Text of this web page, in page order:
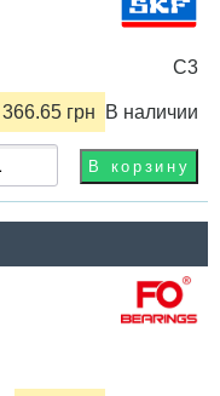
C3
366.65 грн В наличии